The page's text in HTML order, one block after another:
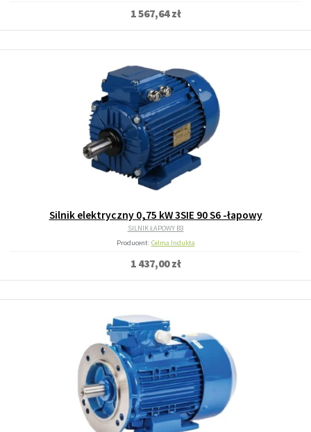
1 567,64 zł
Silnik elektryczny 0,75 kW 3SIE 90 S6 -łapowy
SILNIK ŁAPOWY B3
Producent: Celma Indukta
1 437,00 zł